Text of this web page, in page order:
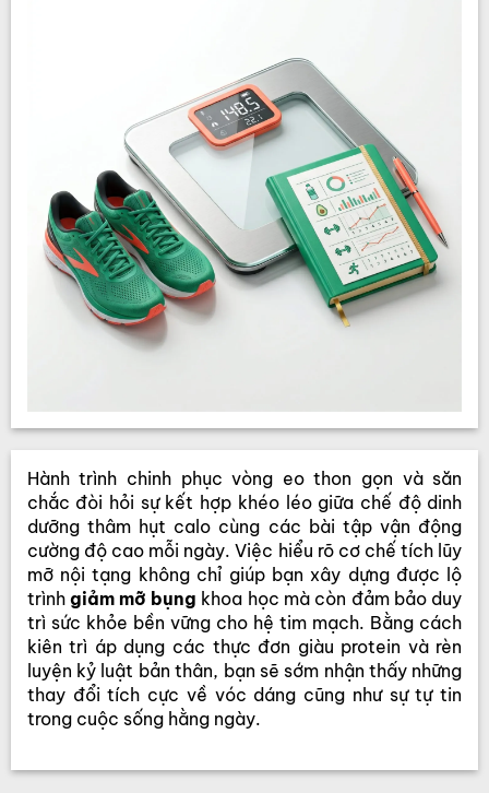
Hành trình chinh phục vòng eo thon gọn và săn
chắc đòi hỏi sự kết hợp khéo léo giữa chế độ dinh
dưỡng thâm hụt calo cùng các bài tập vận động
cường độ cao mỗi ngày. Việc hiểu rõ cơ chế tích lũy
mỡ nội tạng không chỉ giúp bạn xây dựng được lộ
trìnhgiảm mỡ bụng khoa học mà còn đảm bảo duy
trì sức khỏe bền vững cho hệ tim mạch. Bằng cách
kiên trì áp dụng các thực đơn giàu protein và rèn
luyện kỷ luật bản thân, bạn sẽ sớm nhận thấy những
thay đổi tích cực về vóc dáng cũng như sự tự tin
trong cuộc sống hằng ngày.